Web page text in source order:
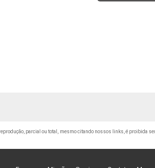
parcial ou total, mesmo citando nossos links, é proibida